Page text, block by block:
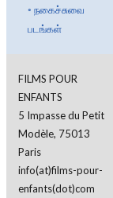
◦ நகைச்சுவை
படங்கள்
FILMS POUR
ENFANTS
5 Impasse du Petit
Modèle, 75013
Paris
info(at)films-pour-
enfants(dot)com